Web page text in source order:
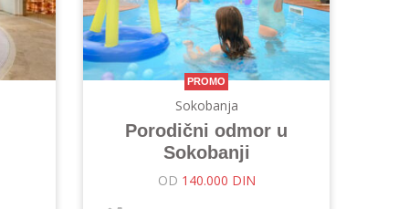
PROMO
Sokobanja
Porodični odmor u
Sokobanji
OD 140.000 DIN